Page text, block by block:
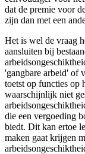
dat de premie voor
zijn dan met een
Het is wel de vraag
aansluiten bij
'gangbare arbeid' of
toetst op functies op
waarschijnlijk niet
die een vergoeding
biedt. Dit kan ertoe
maken gaat krijgen